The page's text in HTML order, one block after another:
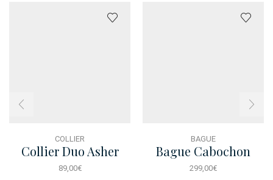
COLLIER
Collier Duo Asher
Pave Jaune
89,00€
BAGUE
Bague Cabochon
Cosmos T54
299,00€